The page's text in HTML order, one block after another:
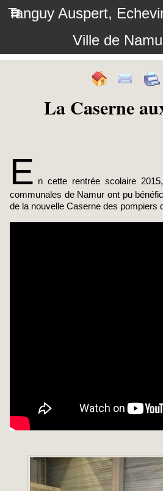
Tanguy Auspert,
Ville de
La Caserne
E n cette rentrée scolaire
communales de Namur ont pu
de la nouvelle Caserne des pompiers